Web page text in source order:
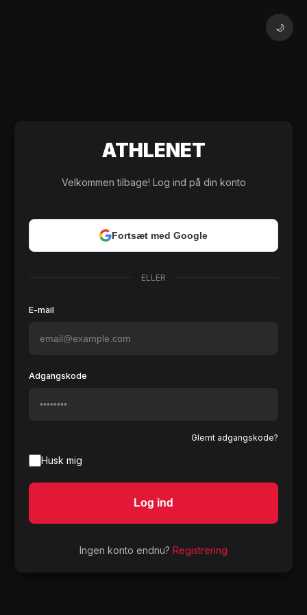
ATHLENET
Velkommen tilbage! Log ind på din konto
Fortsæt med Google
ELLER
E-mail
Adgangskode
Glemt adgangskode?
Husk mig
Log ind
Ingen konto endnu? Registrering
🌙